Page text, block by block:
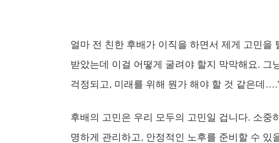
얼마 전 친한 후배가 이직을 하면서 제게 고민을
받았는데 이걸 어떻게 굴려야 할지 막막해요. 그
걱정되고, 미래를 위해 뭔가 해야 할 것 같은데
후배의 고민은 우리 모두의 고민일 겁니다. 소중
명하게 관리하고, 안정적인 노후를 준비할 수 있